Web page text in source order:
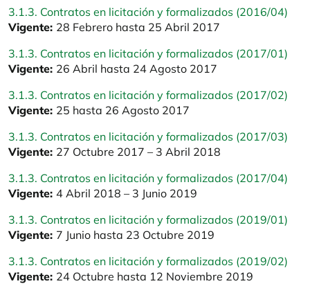
3.1.3. Contratos en licitación y formalizados (2016/04)
Vigente: 28 Febrero hasta 25 Abril 2017
3.1.3. Contratos en licitación y formalizados (2017/01)
Vigente: 26 Abril hasta 24 Agosto 2017
3.1.3. Contratos en licitación y formalizados (2017/02)
Vigente: 25 hasta 26 Agosto 2017
3.1.3. Contratos en licitación y formalizados (2017/03)
Vigente: 27 Octubre 2017 – 3 Abril 2018
3.1.3. Contratos en licitación y formalizados (2017/04)
Vigente: 4 Abril 2018 – 3 Junio 2019
3.1.3. Contratos en licitación y formalizados (2019/01)
Vigente: 7 Junio hasta 23 Octubre 2019
3.1.3. Contratos en licitación y formalizados (2019/02)
Vigente: 24 Octubre hasta 12 Noviembre 2019